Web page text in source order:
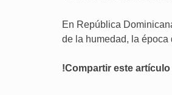
En República
de la humedad, la
!Compartir este